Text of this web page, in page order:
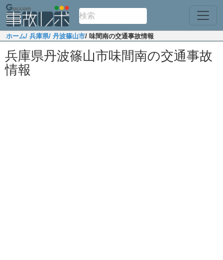
ホーム/ 兵庫県/ 丹波篠山市/ 味間南の交通事故情報
兵庫県丹波篠山市味間南の交通事故
情報